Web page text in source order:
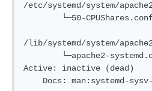
/etc/systemd/system/
/lib/systemd/system/
Active: inactive (dead)
Docs: man:systemd-